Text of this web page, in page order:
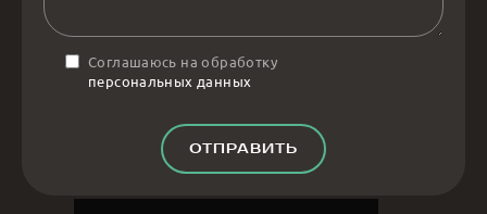
Соглашаюсь на обработку
персональных данных
ОТПРАВИТЬ